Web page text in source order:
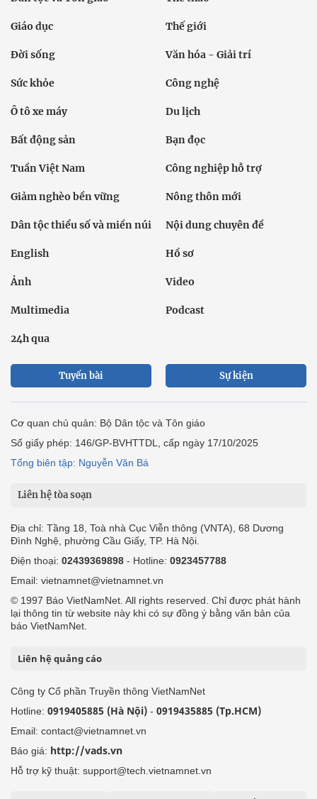
Giáo dục Thế giới
Đời sống Văn hóa - Giải trí
Sức khỏe Công nghệ
Ô tô xe máy Du lịch
Bất động sản Bạn đọc
Tuần Việt Nam Công nghiệp hỗ trợ
Giảm nghèo bền vững Nông thôn mới
Dân tộc thiểu số và miền núi Nội dung chuyên đề
English Hồ sơ
Ảnh Video
Multimedia Podcast
24h qua
Tuyến bài Sự kiện
Cơ quan chủ quản: Bộ Dân tộc và Tôn giáo
Số giấy phép: 146/GP-BVHTTDL, cấp ngày 17/10/2025
Tổng biên tập: Nguyễn Văn Bá
Liên hệ tòa soạn
Địa chỉ: Tầng 18, Toà nhà Cục Viễn thông (VNTA), 68 Dương
Đình Nghệ, phường Cầu Giấy, TP. Hà Nội.
Điện thoại: 02439369898 - Hotline: 0923457788
Email: vietnamnet@vietnamnet.vn
© 1997 Báo VietNamNet. All rights reserved. Chỉ được phát hành
lại thông tin từ website này khi có sự đồng ý bằng văn bản của
báo VietNamNet.
Liên hệ quảng cáo
Công ty Cổ phần Truyền thông VietNamNet
Hotline: 0919405885 (Hà Nội) - 0919435885 (Tp.HCM)
Email: contact@vietnamnet.vn
Báo giá: http://vads.vn
Hỗ trợ kỹ thuật: support@tech.vietnamnet.vn